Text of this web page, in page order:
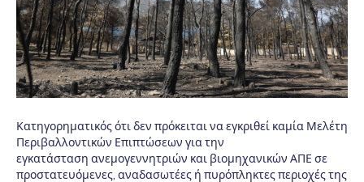
Κατηγορηματικός ότι δεν πρόκειται να εγκριθεί καμία Μελέτη
Περιβαλλοντικών Επιπτώσεων για την
εγκατάσταση ανεμογεννητριών και βιομηχανικών ΑΠΕ σε
προστατευόμενες, αναδασωτέες ή πυρόπληκτες περιοχές της